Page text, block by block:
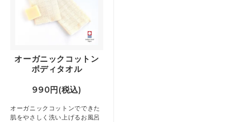
オーガニックコットン
ボディタオル
990円(税込)
オーガニックコットンでできた
肌をやさしく洗い上げるお風呂